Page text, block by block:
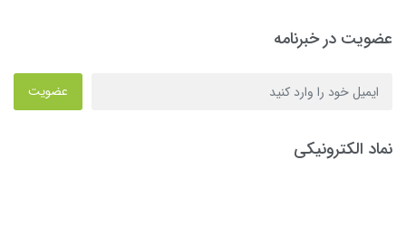
عضویت در خبرنامه
عضویت
نماد الکترونیکی